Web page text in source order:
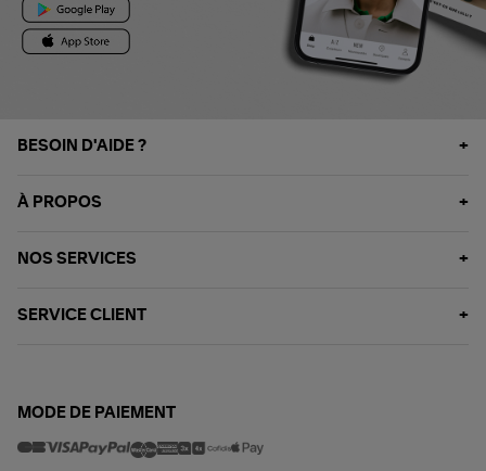
BESOIN D'AIDE ?
À PROPOS
NOS SERVICES
SERVICE CLIENT
MODE DE PAIEMENT